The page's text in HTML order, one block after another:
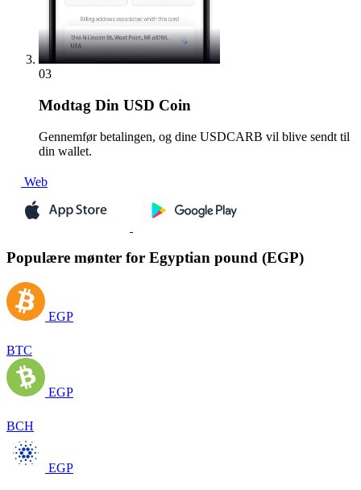
03
Modtag Din USD Coin
Gennemfør betalingen, og dine USDCARB vil blive sendt til
din wallet.
Web
Populære mønter for Egyptian pound (EGP)
EGP
BTC
EGP
BCH
EGP